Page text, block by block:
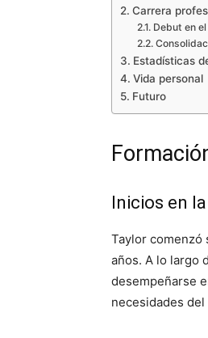
Carrera
Debut en
Estadísticas
Vida personal
Futuro
Inicios en
Taylor comenzó
años. A lo largo
desempeñarse
necesidades del